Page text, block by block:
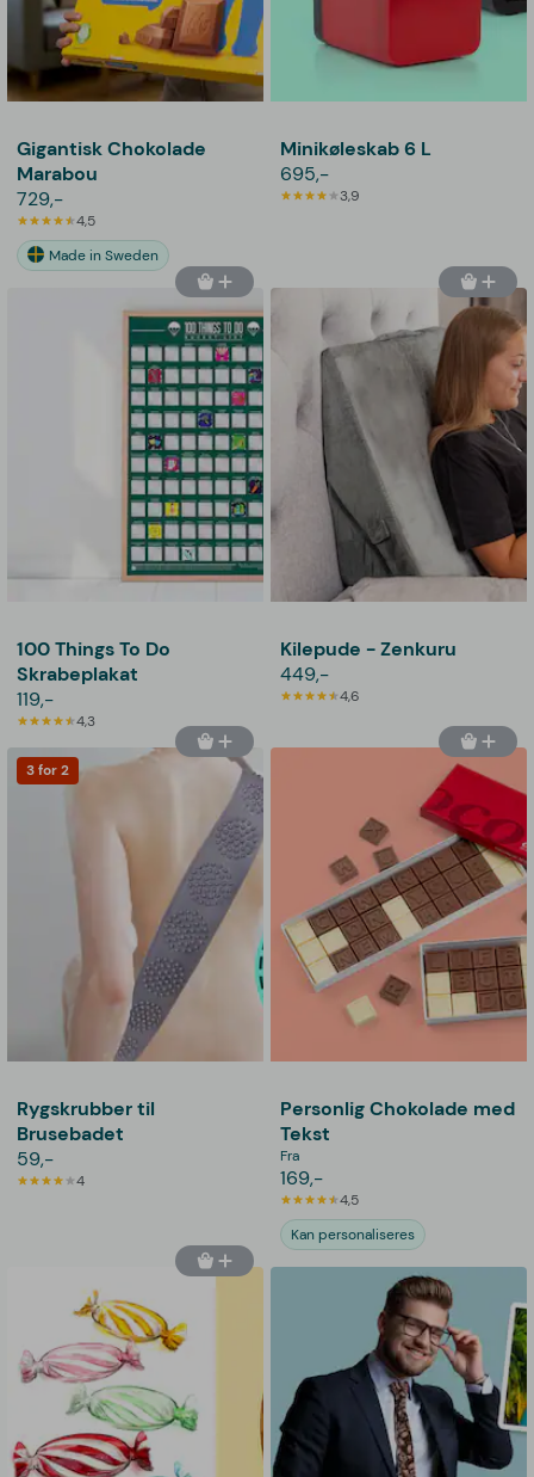
Gigantisk Chokolade
Marabou
729,-
4,5
Made in Sweden
Minikøleskab 6 L
695,-
3,9
100 Things To Do
Skrabeplakat
119,-
4,3
Kilepude - Zenkuru
449,-
4,6
3 for 2
Rygskrubber til
Brusebadet
59,-
4
Personlig Chokolade med
Tekst
Fra
169,-
4,5
Kan personaliseres